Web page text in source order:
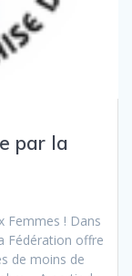
par la
Femmes ! Dans
Fédération offre
de moins de